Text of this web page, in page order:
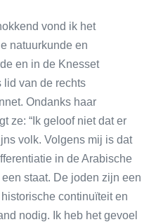
vond ik het
natuurkunde en
en in de Knesset
lid van de rechts
Ondanks haar
ze: “Ik geloof niet dat er
volk. Volgens mij is dat
in de Arabische
staat. De joden zijn een
continuïteit en
nodig. Ik heb het gevoel